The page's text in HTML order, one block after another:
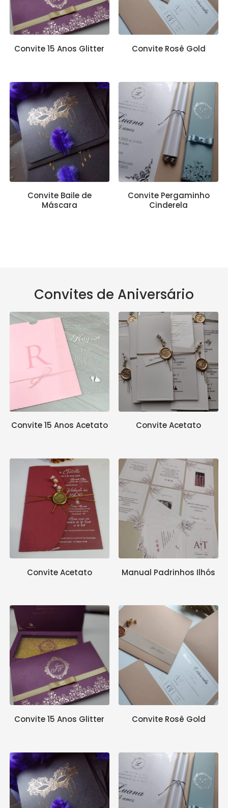
Convite 15 Anos Glitter Convite Rosê Gold
Convite Baile de
Máscara
Convite Pergaminho
Cinderela
Convites de Aniversário
Convite 15 Anos Acetato Convite Acetato
Convite Acetato Manual Padrinhos Ilhós
Convite 15 Anos Glitter Convite Rosê Gold